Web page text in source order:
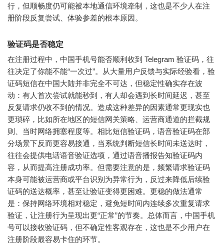
行，但顺畅度仍可能被本地通信环境牵制，这也是不少人在注
册阶段反复尝试、体验参差的根本原因。
验证码是否稳定
在注册过程中，中国手机号能否顺利收到 Telegram 验证码，往
往决定了你能不能“一次过”。从大量用户反馈与实际经验看，验
证码短信在中国大陆并非完全不可达，但稳定性确实存在波
动：有人首次尝试就能秒到，有人却会遇到长时间延迟，甚至
反复请求仍收不到的情况。造成这种差异的因素通常更现实也
更琐碎，比如所在地区的短信网关策略、运营商通道的拦截规
则、当时网络拥塞程度等。相比短信验证码，语音验证码在部
分场景下反而更容易接通，当系统判断短信长时间未送达时，
往往会提供电话语音验证选项，通过语音播报告知验证码内
容，从而提高注册成功率。但需要注意的是，频繁请求验证码
本身可能被运营商或平台识别为异常行为，反过来降低后续验
证码的送达概率，甚至让验证变得更困难。更稳的做法通常
是：保持网络环境相对稳定，避免短时间内连续多次重复请求
验证，让注册行为呈现出更“正常”的节奏。总体而言，中国手机
号可以接收验证码，但不确定性客观存在，这也是不少用户在
注册阶段最容易卡住的环节。